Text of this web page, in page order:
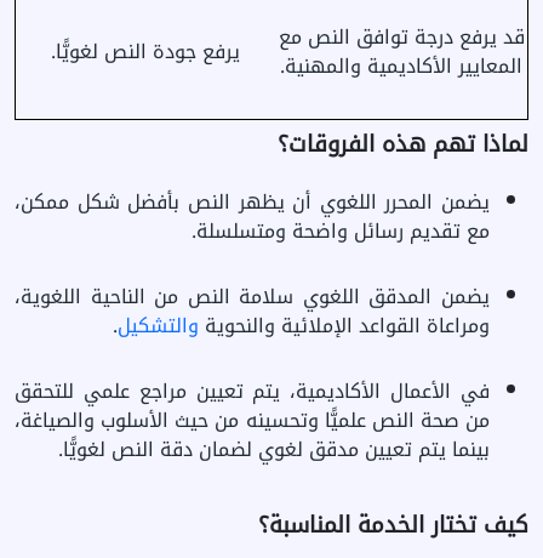
قد يرفع درجة توافق النص مع
المعايير الأكاديمية والمهنية. يرفع جودة النص لغويًّا.
لماذا تهم هذه الفروقات؟
يضمن المحرر اللغوي أن يظهر النص بأفضل شكل ممكن،
مع تقديم رسائل واضحة ومتسلسلة.
يضمن المدقق اللغوي سلامة النص من الناحية اللغوية،
ومراعاة القواعد الإملائية والنحوية والتشكيل.
في الأعمال الأكاديمية، يتم تعيين مراجع علمي للتحقق
من صحة النص علميًّا وتحسينه من حيث الأسلوب والصياغة،
بينما يتم تعيين مدقق لغوي لضمان دقة النص لغويًّا.
كيف تختار الخدمة المناسبة؟